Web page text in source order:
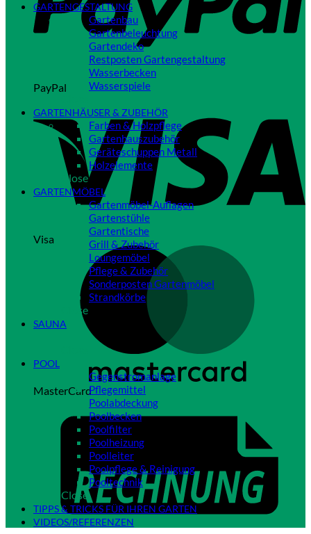
PayPal
Visa
MasterCard
GARTENGESTALTUNG
Gartenbau
Gartenbeleuchtung
Gartendeko
Restposten Gartengestaltung
Wasserbecken
Wasserspiele
GARTENHÄUSER & ZUBEHÖR
Farben & Holzpflege
Gartenhauszubehör
Geräteschuppen Metall
Holzelemente
Close
GARTENMÖBEL
Gartenmöbel-Auflagen
Gartenstühle
Gartentische
Grill & Zubehör
Loungemöbel
Pflege & Zubehör
Sonderposten Gartenmöbel
Strandkörbe
Close
SAUNA
POOL
Gegenstromanlage
Pflegemittel
Poolabdeckung
Poolbecken
Poolfilter
Poolheizung
Poolleiter
Poolpflege & Reinigung
Pooltechnik
Close
TIPPS & TRICKS FÜR IHREN GARTEN
VIDEOS/REFERENZEN